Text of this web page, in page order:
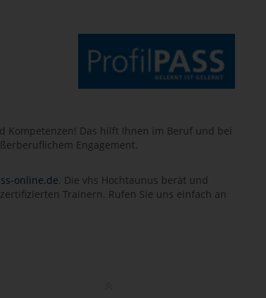
Kompetenzen! Das hilft Ihnen im Beruf und bei
Engagement.
online.de. Die vhs Hochtaunus berät und
Trainern. Rufen Sie uns einfach an